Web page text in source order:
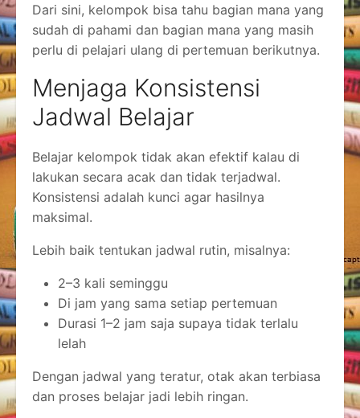
Dari sini, kelompok bisa tahu bagian mana yang
sudah di pahami dan bagian mana yang masih
perlu di pelajari ulang di pertemuan berikutnya.
Menjaga Konsistensi
Jadwal Belajar
Belajar kelompok tidak akan efektif kalau di
lakukan secara acak dan tidak terjadwal.
Konsistensi adalah kunci agar hasilnya
maksimal.
Lebih baik tentukan jadwal rutin, misalnya:
2–3 kali seminggu
Di jam yang sama setiap pertemuan
Durasi 1–2 jam saja supaya tidak terlalu
lelah
Dengan jadwal yang teratur, otak akan terbiasa
dan proses belajar jadi lebih ringan.